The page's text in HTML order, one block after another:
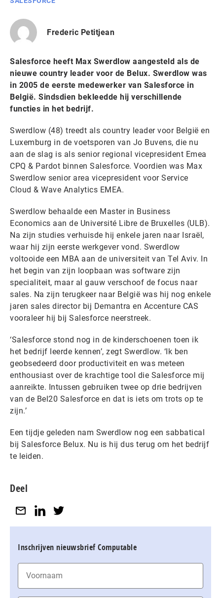
Frederic Petitjean
Salesforce heeft Max Swerdlow aangesteld als de
nieuwe country leader voor de Belux. Swerdlow was
in 2005 de eerste medewerker van Salesforce in
België. Sindsdien bekleedde hij verschillende
functies in het bedrijf.
Swerdlow (48) treedt als country leader voor België en
Luxemburg in de voetsporen van Jo Buvens, die nu
aan de slag is als senior regional vicepresident Emea
CPQ & Pardot binnen Salesforce. Voordien was Max
Swerdlow senior area vicepresident voor Service
Cloud & Wave Analytics EMEA.
Swerdlow behaalde een Master in Business
Economics aan de Université Libre de Bruxelles (ULB).
Na zijn studies verhuisde hij enkele jaren naar Israël,
waar hij zijn eerste werkgever vond. Swerdlow
voltooide een MBA aan de universiteit van Tel Aviv. In
het begin van zijn loopbaan was software zijn
specialiteit, maar al gauw verschoof de focus naar
sales. Na zijn terugkeer naar België was hij nog enkele
jaren sales director bij Demantra en Accenture CAS
vooraleer hij bij Salesforce neerstreek.
‘Salesforce stond nog in de kinderschoenen toen ik
het bedrijf leerde kennen’, zegt Swerdlow. ‘Ik ben
geobsedeerd door productiviteit en was meteen
enthousiast over de krachtige tool die Salesforce mij
aanreikte. Intussen gebruiken twee op drie bedrijven
van de Bel20 Salesforce en dat is iets om trots op te
zijn.’
Een tijdje geleden nam Swerdlow nog een sabbatical
bij Salesforce Belux. Nu is hij dus terug om het bedrijf
te leiden.
Deel
Inschrijven nieuwsbrief Computable